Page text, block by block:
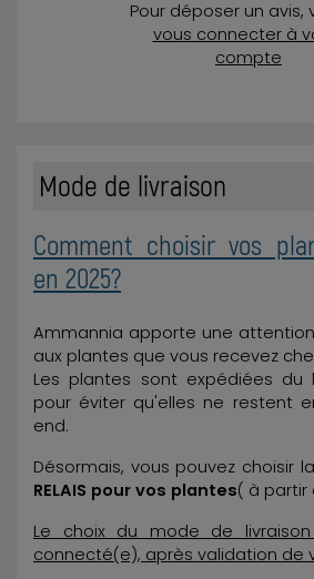
Pour déposer un avis,
vous connecter à
compte
Mode de livraison
Comment choisir vos
en 2025?
Ammannia apporte une
aux plantes que vous recevez
Les plantes sont expédiées du
pour éviter qu'elles ne restent
end.
Désormais, vous pouvez choisir la
RELAIS pour vos plantes( à partir
Le choix du mode de
connecté(e), après validation de